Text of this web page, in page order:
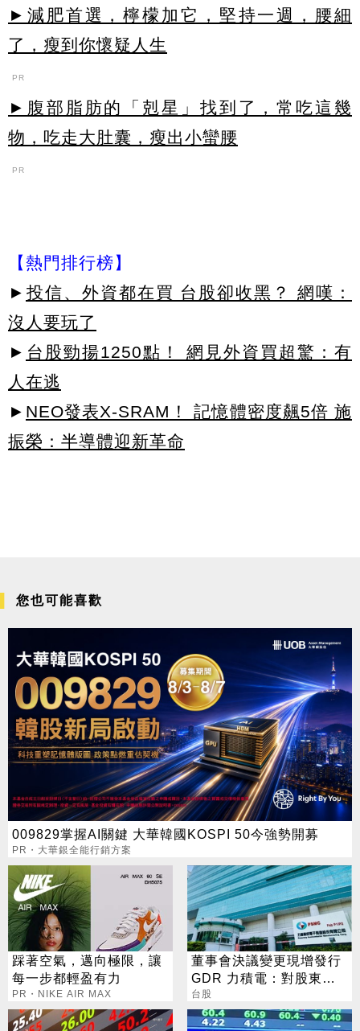
►減肥首選，檸檬加它，堅持一週，腰細
了，瘦到你懷疑人生
PR
►腹部脂肪的「剋星」找到了，常吃這幾
物，吃走大肚囊，瘦出小蠻腰
PR
【熱門排行榜】
► 投信、外資都在買 台股卻收黑？ 網嘆：
沒人要玩了
► 台股勁揚1250點！ 網見外資買超驚：有
人在逃
► NEO發表X-SRAM！ 記憶體密度飆5倍 施
振榮：半導體迎新革命
您也可能喜歡
009829掌握AI關鍵 大華韓國KOSPI 50今強勢開募
PR・大華銀全能行銷方案
踩著空氣，邁向極限，讓
每一步都輕盈有力
PR・NIKE AIR MAX
董事會決議變更現增發行
GDR 力積電：對股東有
正面助益
台股